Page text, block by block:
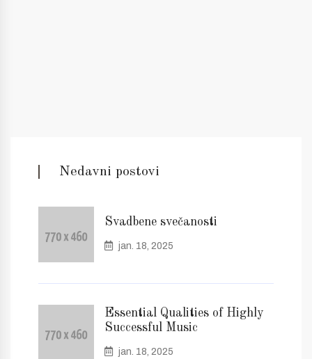
Nedavni postovi
Svadbene svečanosti
jan. 18, 2025
Essential Qualities of Highly
Successful Music
jan. 18, 2025